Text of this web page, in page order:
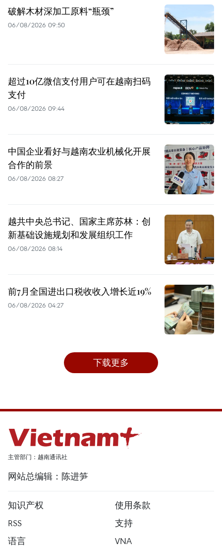
破解木材深加工原料“瓶颈”
06/08/2026 09:50
超过10亿微信支付用户可在越南扫码
支付
06/08/2026 09:44
中国企业看好与越南农业机械化开展
合作的前景
06/08/2026 08:27
越共中央总书记、国家主席苏林：创
新基础设施规划和发展组织工作
06/08/2026 08:14
前7月全国进出口税收收入增长近19%
06/08/2026 04:27
下载更多
主管部门：越南通讯社
网站总编辑：陈进笋
知识产权
使用条款
RSS
支持
语言
VNA